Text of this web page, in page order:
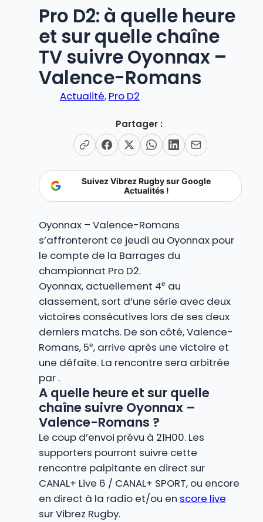
Pro D2: à quelle heure
et sur quelle chaîne
TV suivre Oyonnax –
Valence-Romans
Actualité, Pro D2
Partager :
Suivez Vibrez Rugby sur Google
Actualités !
Oyonnax – Valence-Romans
s’affronteront ce jeudi au Oyonnax pour
le compte de la Barrages du
championnat Pro D2.
Oyonnax, actuellement 4ᵉ au
classement, sort d’une série avec deux
victoires consécutives lors de ses deux
derniers matchs. De son côté, Valence-
Romans, 5ᵉ, arrive après une victoire et
une défaite. La rencontre sera arbitrée
par .
A quelle heure et sur quelle
chaîne suivre Oyonnax –
Valence-Romans ?
Le coup d’envoi prévu à 21H00. Les
supporters pourront suivre cette
rencontre palpitante en direct sur
CANAL+ Live 6 / CANAL+ SPORT, ou encore
en direct à la radio et/ou en score live
sur Vibrez Rugby.